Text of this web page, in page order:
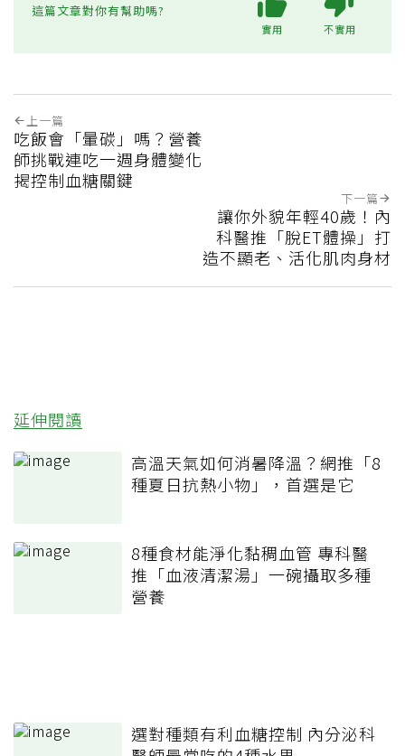
這篇文章對你有幫助嗎?
實用 不實用
上一篇
吃飯會「暈碳」嗎？營養
師挑戰連吃一週身體變化
揭控制血糖關鍵
下一篇
讓你外貌年輕40歲！內
科醫推「脫ET體操」打
造不顯老、活化肌肉身材
延伸閱讀
高溫天氣如何消暑降溫？網推「8
種夏日抗熱小物」，首選是它
8種食材能淨化黏稠血管 專科醫
推「血液清潔湯」一碗攝取多種
營養
選對種類有利血糖控制 內分泌科